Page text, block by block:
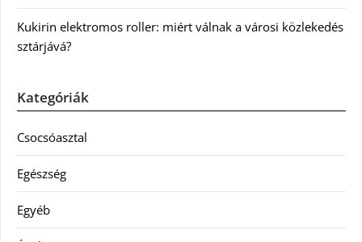
Kukirin elektromos roller: miért válnak a városi közlekedés
sztárjává?
Kategóriák
Csocsóasztal
Egészség
Egyéb